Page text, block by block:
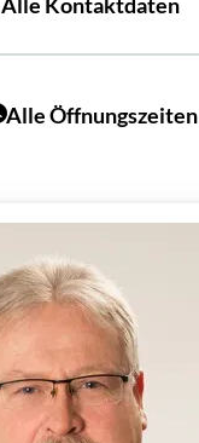
Alle Öffnungszeiten